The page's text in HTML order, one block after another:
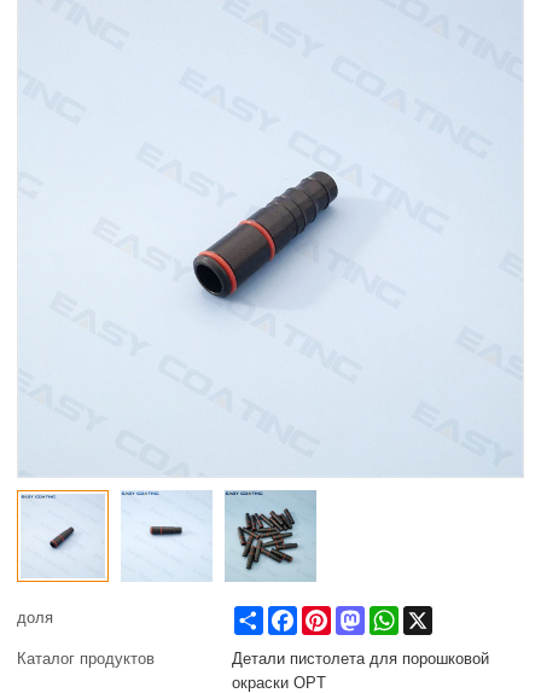
доля ShareFacebookPinterestMastodonWhatsApp
Каталог продуктов
Детали пистолета для порошковой
окраски OPT